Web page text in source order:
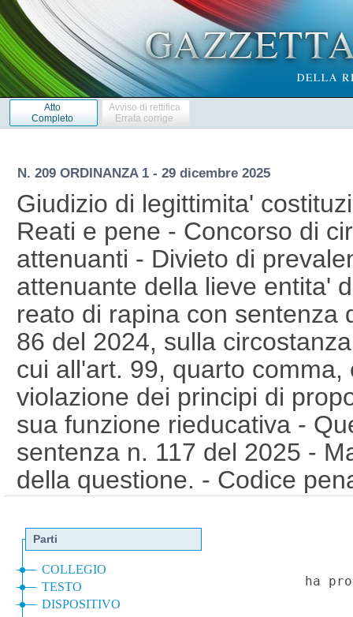
Atto
Completo
Avviso di rettifica
Errata corrige
N. 209 ORDINANZA 1 - 29 dicembre 2025
Giudizio di legittimita'
Reati e pene - Concorso di
attenuanti - Divieto di
attenuante della lieve entita'
reato di rapina con sentenza
86 del 2024, sulla
cui all'art. 99, quarto
violazione dei principi di
sua funzione rieducativa -
sentenza n. 117 del 2025 -
della questione. - Codice
Speciale - Corte